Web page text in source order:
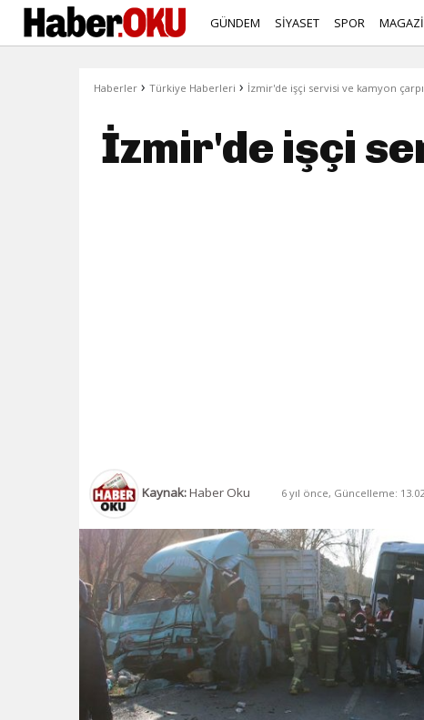
GÜNDEM SİYASET SPOR
Haberler › Türkiye Haberleri › İzmir'de işçi servisi ve kamyon
İzmir'de işçi
Kaynak:Haber Oku 6 yıl önce, Güncelleme: